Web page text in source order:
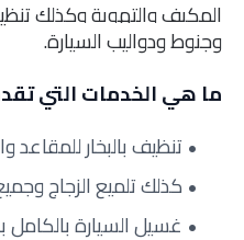
المكيف والتهوية وكذلك
وجنوط ودواليب السيارة.
ما هي الخدمات التي
تنظيف بالبخار للمقاعد
كذلك تلميع الزجاج
غسيل السيارة بالكامل